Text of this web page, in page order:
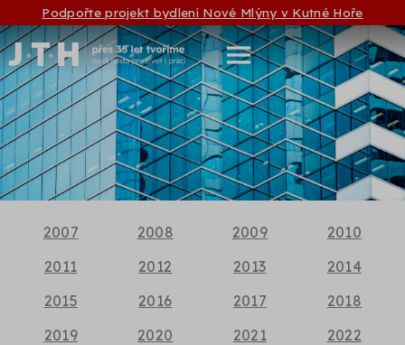
Podpořte projekt bydlení Nové Mlýny v Kutné Hoře
2007 2008 2009
2010
2011
2012 2013
2014
2015
2016 2017
2018
2019
2020 2021
2022